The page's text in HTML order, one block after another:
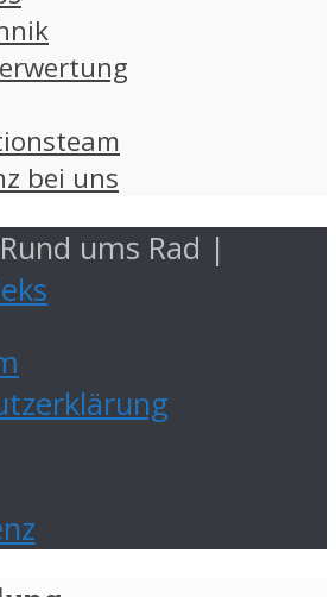
bei uns
ums Rad |